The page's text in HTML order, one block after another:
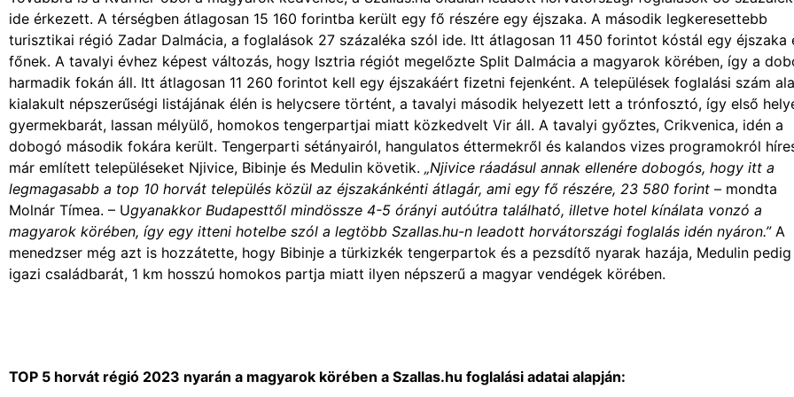
ide érkezett. A térségben átlagosan 15 160 forintba került egy fő részére egy éjszaka. A második legkeresettebb
turisztikai régió Zadar Dalmácia, a foglalások 27 százaléka szól ide. Itt átlagosan 11 450 forintot kóstál egy éjszaka
főnek. A tavalyi évhez képest változás, hogy Isztria régiót megelőzte Split Dalmácia a magyarok körében, így a
harmadik fokán áll. Itt átlagosan 11 260 forintot kell egy éjszakáért fizetni fejenként. A települések foglalási szám
kialakult népszerűségi listájának élén is helycsere történt, a tavalyi második helyezett lett a trónfosztó, így első
gyermekbarát, lassan mélyülő, homokos tengerpartjai miatt közkedvelt Vir áll. A tavalyi győztes, Crikvenica, idén a
dobogó második fokára került. Tengerparti sétányairól, hangulatos éttermekről és kalandos vizes programokról
már említett településeket Njivice, Bibinje és Medulin követik. „Njivice ráadásul annak ellenére dobogós, hogy itt a
legmagasabb a top 10 horvát település közül az éjszakánkénti átlagár, ami egy fő részére, 23 580 forint – mondta
Molnár Tímea. – Ugyanakkor Budapesttől mindössze 4-5 órányi autóútra található, illetve hotel kínálata vonzó a
magyarok körében, így egy itteni hotelbe szól a legtöbb Szallas.hu-n leadott horvátországi foglalás idén nyáron.” A
menedzser még azt is hozzátette, hogy Bibinje a türkizkék tengerpartok és a pezsdítő nyarak hazája, Medulin pedig
igazi családbarát, 1 km hosszú homokos partja miatt ilyen népszerű a magyar vendégek körében.
TOP 5 horvát régió 2023 nyarán a magyarok körében a Szallas.hu foglalási adatai alapján: